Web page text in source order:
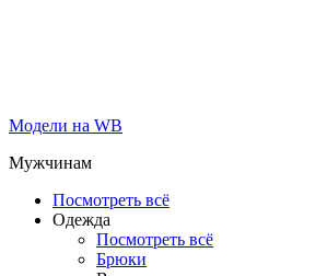
Модели на WB
Мужчинам
Посмотреть всё
Одежда
Посмотреть всё
Брюки